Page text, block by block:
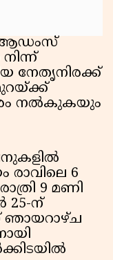
ആഡംസ്
നേതൃനിരക്ക്
നൽകുകയും
രാവിലെ 6
9 മണി
25-ന്
ഞായറാഴ്ച